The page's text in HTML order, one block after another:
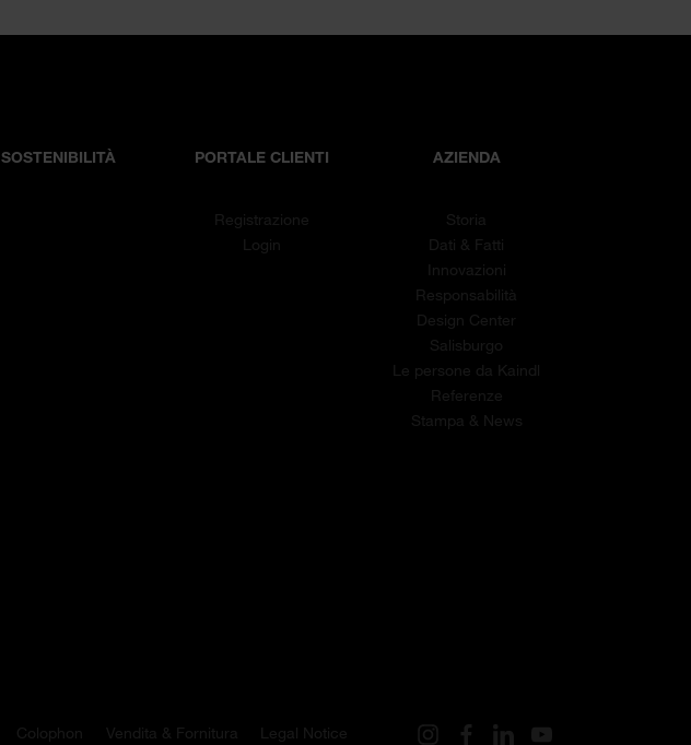
SOSTENIBILITÀ PORTALE CLIENTI
Registrazione
Login
AZIENDA
Storia
Dati & Fatti
Innovazioni
Responsabilità
Design Center
Salisburgo
Le persone da Kaindl
Referenze
Stampa & News
Colophon Vendita & Fornitura Legal Notice